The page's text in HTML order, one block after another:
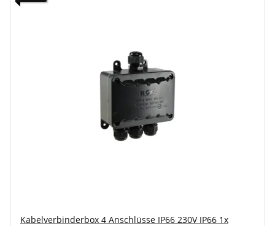
Kabelverbinderbox 4 Anschlüsse IP66 230V IP66 1x